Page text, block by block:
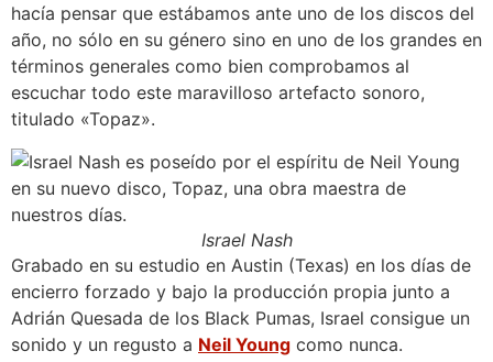
hacía pensar que estábamos ante uno de los discos del
año, no sólo en su género sino en uno de los grandes en
términos generales como bien comprobamos al
escuchar todo este maravilloso artefacto sonoro,
titulado «Topaz».
Israel Nash
Grabado en su estudio en Austin (Texas) en los días de
encierro forzado y bajo la producción propia junto a
Adrián Quesada de los Black Pumas, Israel consigue un
sonido y un regusto a Neil Young como nunca.